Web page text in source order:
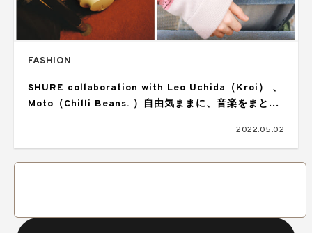
FASHION
SHURE collaboration with Leo Uchida（Kroi） 、
Moto（Chilli Beans. ）自由気ままに、音楽をまとっ
2022.05.02